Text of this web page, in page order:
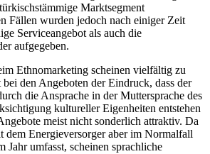
Marktsegment
Fällen wurden jedoch nach einiger Zeit
Serviceangebot als auch die
aufgegeben.
Ethnomarketing scheinen vielfältig zu
bei den Angeboten der Eindruck, dass der
die Ansprache in der Muttersprache des
kultureller Eigenheiten entstehen
meist nicht sonderlich attraktiv. Da
Energieversorger aber im Normalfall
Jahr umfasst, scheinen sprachliche